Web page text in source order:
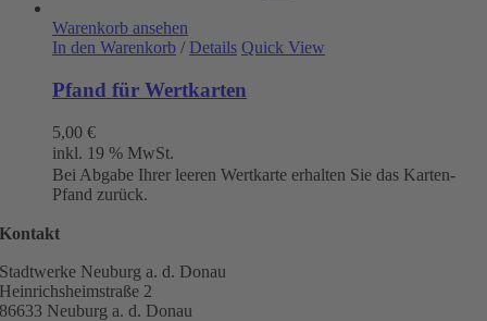
Warenkorb ansehen
In den Warenkorb / Details Quick View
Pfand für Wertkarten
5,00 €
inkl. 19 % MwSt.
Bei Abgabe Ihrer leeren Wertkarte erhalten Sie das Karten-
Pfand zurück.
Kontakt
Stadtwerke Neuburg a. d. Donau
Heinrichsheimstraße 2
86633 Neuburg a. d. Donau